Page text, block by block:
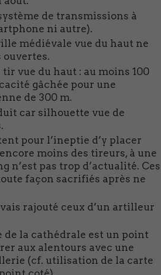
de transmissions à
ni autre).
médiévale vue du haut ne
ouvertes.
du haut : au moins 100
gâchée pour une
de 300 m.
car silhouette vue de
pour l’ineptie d’y placer
moins des tireurs, à une
n’est pas trop d’actualité. Ces
façon sacrifiés après ne
rajouté ceux d’un artilleur
la cathédrale est un point
aux alentours avec une
(cf. utilisation de la carte